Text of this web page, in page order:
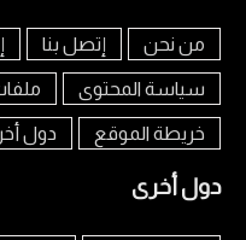
من نحن إتصل بنا
سياسة المحتوى
خريطة الموقع دول
دول أخرى